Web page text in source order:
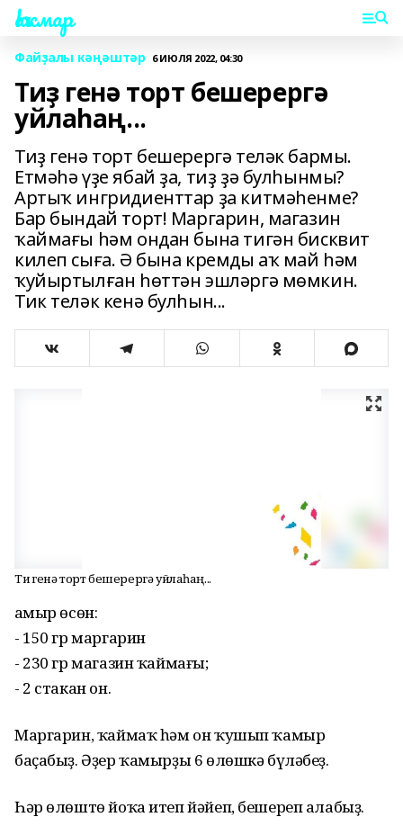
Һаҡмар
Файҙалы кәңәштәр 6 ИЮЛЯ 2022, 04:30
Тиҙ генә торт бешерергә
уйлаһаң...
Тиҙ генә торт бешерергә теләк бармы.
Етмәһә үҙе ябай ҙа, тиҙ ҙә булһынмы?
Артыҡ ингридиенттар ҙа китмәһенме?
Бар бындай торт! Маргарин, магазин
ҡаймағы һәм ондан бына тигән бисквит
килеп сыға. Ә бына кремды аҡ май һәм
ҡуйыртылған һөттән эшләргә мөмкин.
Тик теләк кенә булһын...
Тиҙ генә торт бешерергә уйлаһаң...
Ҡамыр өсөн:
- 150 гр маргарин
- 230 гр магазин ҡаймағы;
- 2 стакан он.
Маргарин, ҡаймаҡ һәм он ҡушып ҡамыр
баҫабыҙ. Әҙер ҡамырҙы 6 өлөшкә бүләбеҙ.
Һәр өлөштө йоҡа итеп йәйеп, бешереп алабыҙ.